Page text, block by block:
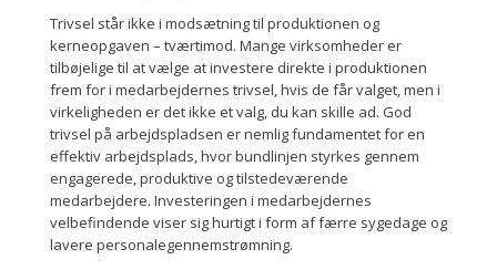
Trivsel står ikke i modsætning til produktionen og
kerneopgaven – tværtimod. Mange virksomheder er
tilbøjelige til at vælge at investere direkte i produktionen
frem for i medarbejdernes trivsel, hvis de får valget, men i
virkeligheden er det ikke et valg, du kan skille ad. God
trivsel på arbejdspladsen er nemlig fundamentet for en
effektiv arbejdsplads, hvor bundlinjen styrkes gennem
engagerede, produktive og tilstedeværende
medarbejdere. Investeringen i medarbejdernes
velbefindende viser sig hurtigt i form af færre sygedage og
lavere personalegennemstrømning.